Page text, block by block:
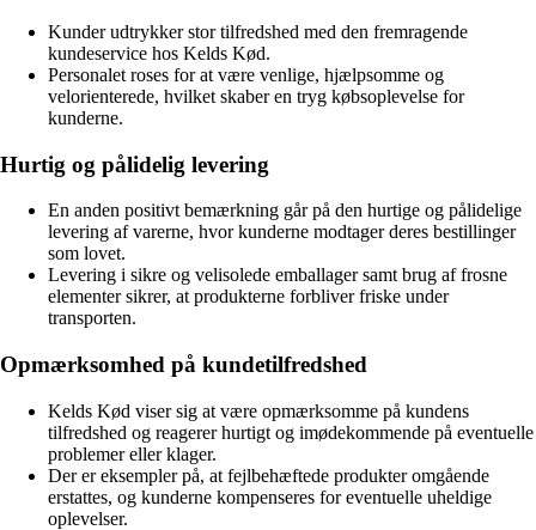
Kunder udtrykker stor tilfredshed med den fremragende
kundeservice hos Kelds Kød.
Personalet roses for at være venlige, hjælpsomme og
velorienterede, hvilket skaber en tryg købsoplevelse for
kunderne.
Hurtig og pålidelig levering
En anden positivt bemærkning går på den hurtige og pålidelige
levering af varerne, hvor kunderne modtager deres bestillinger
som lovet.
Levering i sikre og velisolede emballager samt brug af frosne
elementer sikrer, at produkterne forbliver friske under
transporten.
Opmærksomhed på kundetilfredshed
Kelds Kød viser sig at være opmærksomme på kundens
tilfredshed og reagerer hurtigt og imødekommende på eventuelle
problemer eller klager.
Der er eksempler på, at fejlbehæftede produkter omgående
erstattes, og kunderne kompenseres for eventuelle uheldige
oplevelser.